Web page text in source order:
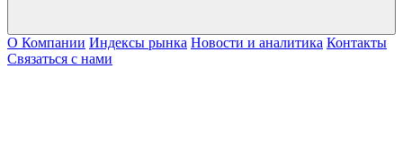
О Компании Индексы рынка Новости и аналитика Контакты
Связаться с нами